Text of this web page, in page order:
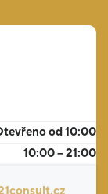
od 10:00
10:00 – 21:00